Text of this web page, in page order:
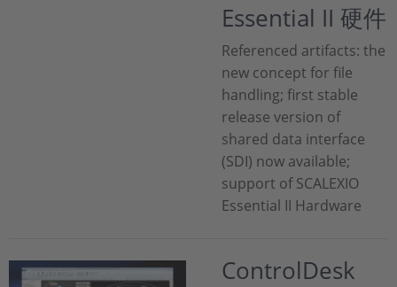
Essential II 硬件
Referenced artifacts: the
new concept for file
handling; first stable
release version of
shared data interface
(SDI) now available;
support of SCALEXIO
Essential II Hardware
ControlDesk